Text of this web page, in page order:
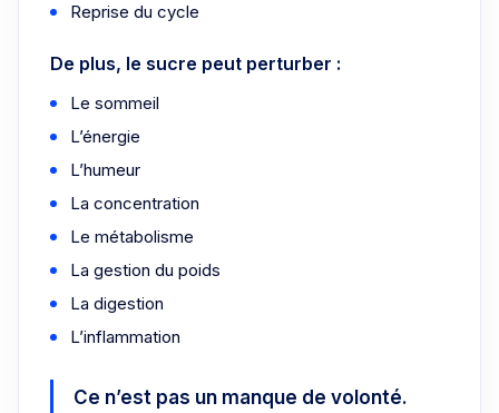
Reprise du cycle
De plus, le sucre peut perturber :
Le sommeil
L’énergie
L’humeur
La concentration
Le métabolisme
La gestion du poids
La digestion
L’inflammation
Ce n’est pas un manque de volonté.